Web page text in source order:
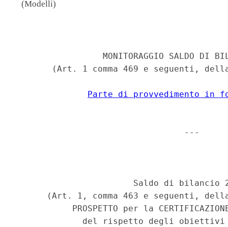
(Modelli)
MONITORAGGIO SALDO DI
(Art. 1 comma 469 e seguenti,
Parte di provvedimento in
                                 ---
Saldo di bilancio
(Art. 1, comma 463 e seguenti,
PROSPETTO per la
del rispetto degli